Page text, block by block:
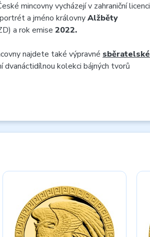
mincovny vycházejí v zahraniční licenci
a jméno královnyAlžběty
a rok emise 2022.
najdete také výpravné sběratelské
kolekci bájných tvorů